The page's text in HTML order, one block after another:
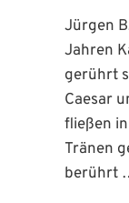
Jürgen
Jahren
gerührt
Caesar
fließen
Tränen
berührt